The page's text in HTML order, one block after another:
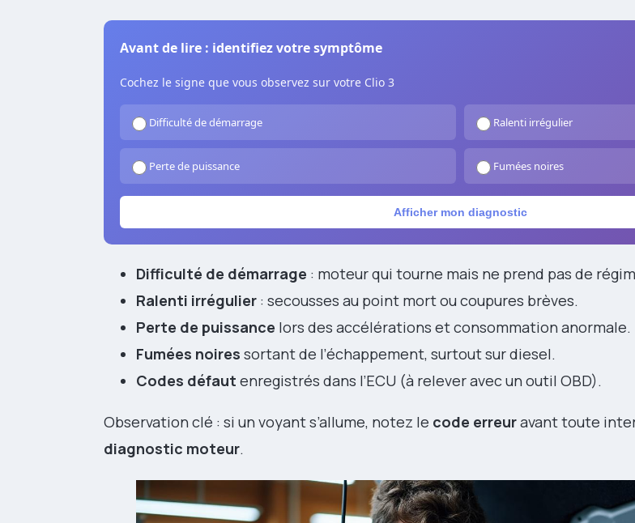
Avant de lire : identifiez votre symptôme
Cochez le signe que vous observez sur votre Clio 3
Difficulté de démarrage Ralenti irrégulier
Perte de puissance Fumées noires
Afficher mon diagnostic
Difficulté de démarrage : moteur qui tourne mais ne prend pas de
Ralenti irrégulier : secousses au point mort ou coupures brèves.
Perte de puissance lors des accélérations et consommation anormale.
Fumées noires sortant de l’échappement, surtout sur diesel.
Codes défaut enregistrés dans l’ECU (à relever avec un outil OBD).
Observation clé : si un voyant s’allume, notez le code erreuravant toute
diagnostic moteur.